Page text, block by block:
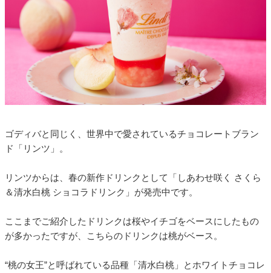
ゴディバと同じく、世界中で愛されているチョコレートブラン
ド「リンツ」。
リンツからは、春の新作ドリンクとして「しあわせ咲く さくら
＆清水白桃 ショコラドリンク」が発売中です。
ここまでご紹介したドリンクは桜やイチゴをベースにしたもの
が多かったですが、こちらのドリンクは桃がベース。
“桃の女王”と呼ばれている品種「清水白桃」とホワイトチョコレ